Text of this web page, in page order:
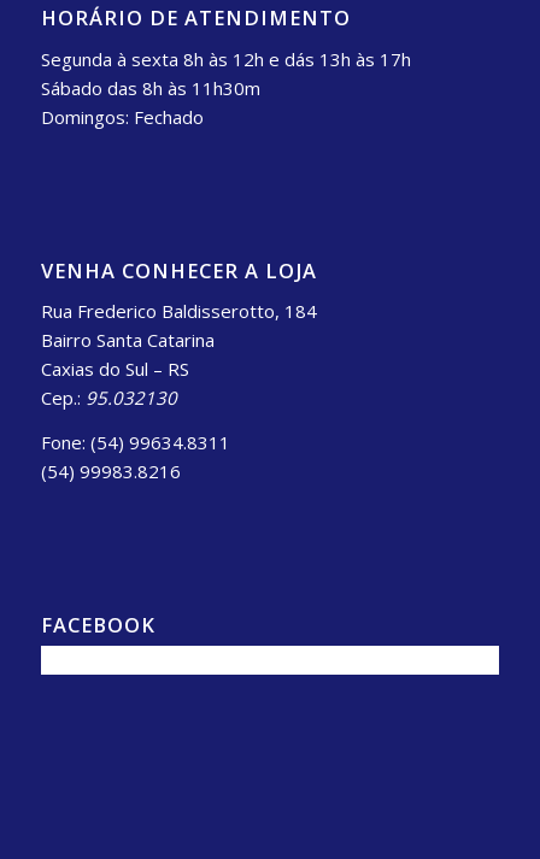
HORÁRIO DE ATENDIMENTO
Segunda à sexta 8h às 12h e dás 13h às 17h
Sábado das 8h às 11h30m
Domingos: Fechado
VENHA CONHECER A LOJA
Rua Frederico Baldisserotto, 184
Bairro Santa Catarina
Caxias do Sul – RS
Cep.: 95.032130
Fone: (54) 99634.8311
(54) 99983.8216
FACEBOOK